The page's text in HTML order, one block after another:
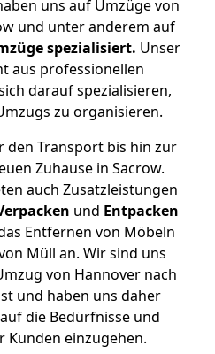
uns auf Umzüge von
und unter anderem auf
spezialisiert. Unser
aus professionellen
darauf spezialisieren,
zu organisieren.
den Transport bis hin zur
Zuhause in Sacrow.
auch Zusatzleistungen
und Entpacken
Entfernen von Möbeln
Müll an. Wir sind uns
von Hannover nach
und haben uns daher
die Bedürfnisse und
Kunden einzugehen.